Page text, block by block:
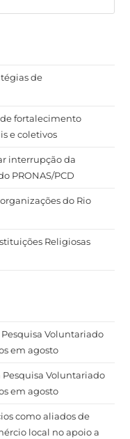
de
fortalecimento
e coletivos
interrupção da
PRONAS/PCD
do Rio
Religiosas
Pesquisa Voluntariado
em agosto
Pesquisa Voluntariado
em agosto
como aliados de
local no apoio a